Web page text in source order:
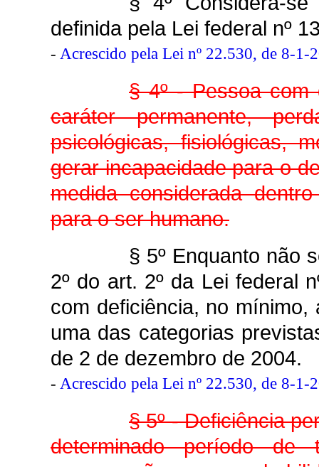
definida pela Lei federal nº
- Acrescido pela Lei nº 22.530, de 8-1-
§ 4º - Pessoa com
caráter permanente,
psicológicas, fisiológicas,
gerar incapacidade para o
medida considerada
para o ser humano.
§ 5º Enquanto não
2º do art. 2º da Lei federal
com deficiência, no
uma das categorias
de 2 de dezembro de 2004.
- Acrescido pela Lei nº 22.530, de 8-1-
§ 5º - Deficiência
determinado período de